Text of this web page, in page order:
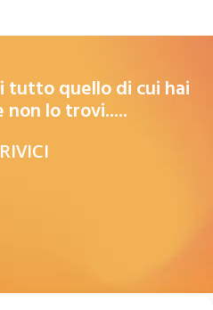
tutto quello di cui hai
non lo trovi.....